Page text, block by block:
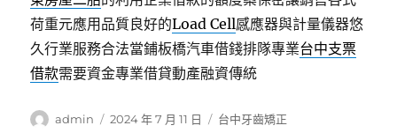
荷重元應用品質良好的Load Cell感應器與計量儀器悠
久行業服務合法當鋪板橋汽車借錢排隊專業台中支票
借款需要資金專業借貸動產融資傳統
作
admin
發
2024 年 7 月 11 日
分
台中牙齒矯正